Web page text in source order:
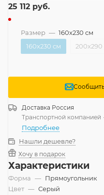
25 112 руб.
Размер — 160x230 см
160x230 см
200x290
Доставка Россия
Транспортной компанией
Подробнее
Нашли дешевле?
Хочу в подарок
Характеристики
Форма — Прямоугольник
Цвет — Серый